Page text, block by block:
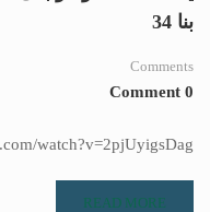
بنا 34
Comments
0 Comment
watch?v=2pjUyigsDag
READ MORE